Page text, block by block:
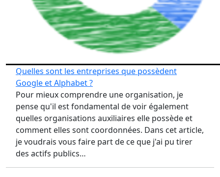
Quelles sont les entreprises que possèdent
Google et Alphabet ?
Pour mieux comprendre une organisation, je
pense qu'il est fondamental de voir également
quelles organisations auxiliaires elle possède et
comment elles sont coordonnées. Dans cet article,
je voudrais vous faire part de ce que j'ai pu tirer
des actifs publics…